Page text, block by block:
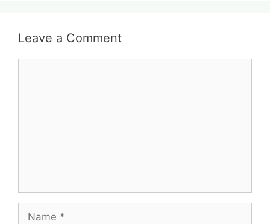
Leave a Comment
Name